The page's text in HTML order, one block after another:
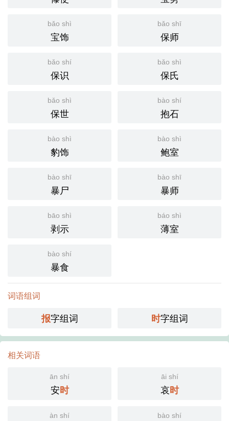
bǎo shì
宝饰
bǎo shī
保师
bǎo shí
保识
bǎo shì
保氏
bǎo shì
保世
bào shí
抱石
bào shì
豹饰
bào shì
鲍室
bào shī
暴尸
bào shī
暴师
bāo shì
剥示
báo shì
薄室
bào shí
暴食
词语组词
报字组词 时字组词
相关词语
ān shí
安时
āi shí
哀时
àn shí bào shí